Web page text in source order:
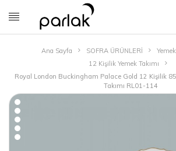
Ana Sayfa SOFRA ÜRÜNLERİ
12 Kişilik Yemek Takımı
Royal London Buckingham Palace Gold 12 Kişilik
Takımı RL01-114